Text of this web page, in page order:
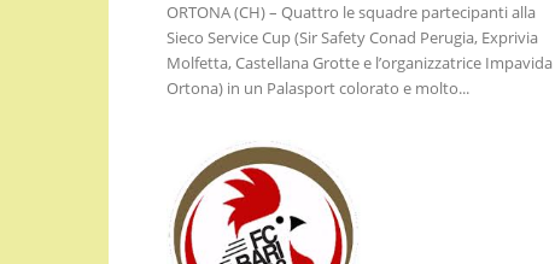
ORTONA (CH) – Quattro le squadre partecipanti alla
Sieco Service Cup (Sir Safety Conad Perugia, Exprivia
Molfetta, Castellana Grotte e l’organizzatrice Impavida
Ortona) in un Palasport colorato e molto...